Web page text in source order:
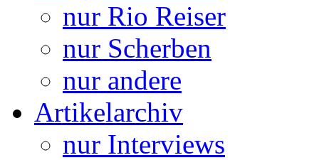
nur Rio Reiser
nur Scherben
nur andere
Artikelarchiv
nur Interviews